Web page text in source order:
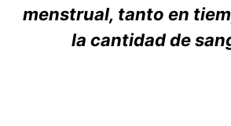
menstrual, tanto en
la cantidad de